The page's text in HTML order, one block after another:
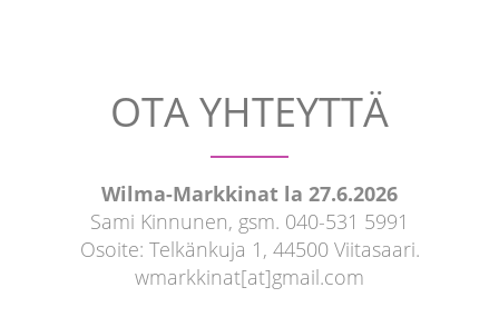
OTA YHTEYTTÄ
Wilma-Markkinat la 27.6.2026
Sami Kinnunen, gsm. 040-531 5991
Osoite: Telkänkuja 1, 44500 Viitasaari.
wmarkkinat[at]gmail.com